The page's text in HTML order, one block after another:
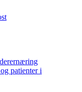
patienter i